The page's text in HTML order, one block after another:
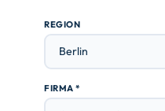
REGION
FIRMA *